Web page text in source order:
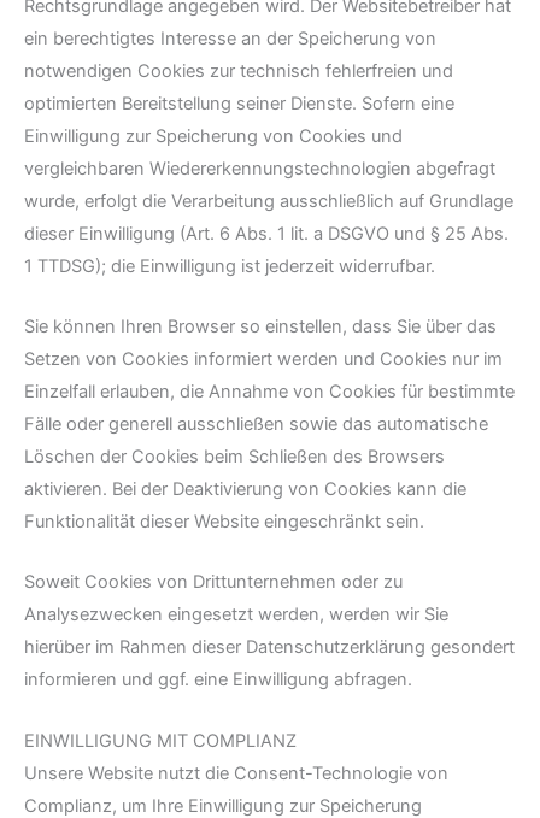
Rechtsgrundlage angegeben wird. Der Websitebetreiber hat
ein berechtigtes Interesse an der Speicherung von
notwendigen Cookies zur technisch fehlerfreien und
optimierten Bereitstellung seiner Dienste. Sofern eine
Einwilligung zur Speicherung von Cookies und
vergleichbaren Wiedererkennungstechnologien abgefragt
wurde, erfolgt die Verarbeitung ausschließlich auf Grundlage
dieser Einwilligung (Art. 6 Abs. 1 lit. a DSGVO und § 25 Abs.
1 TTDSG); die Einwilligung ist jederzeit widerrufbar.
Sie können Ihren Browser so einstellen, dass Sie über das
Setzen von Cookies informiert werden und Cookies nur im
Einzelfall erlauben, die Annahme von Cookies für bestimmte
Fälle oder generell ausschließen sowie das automatische
Löschen der Cookies beim Schließen des Browsers
aktivieren. Bei der Deaktivierung von Cookies kann die
Funktionalität dieser Website eingeschränkt sein.
Soweit Cookies von Drittunternehmen oder zu
Analysezwecken eingesetzt werden, werden wir Sie
hierüber im Rahmen dieser Datenschutzerklärung gesondert
informieren und ggf. eine Einwilligung abfragen.
EINWILLIGUNG MIT COMPLIANZ
Unsere Website nutzt die Consent-Technologie von
Complianz, um Ihre Einwilligung zur Speicherung